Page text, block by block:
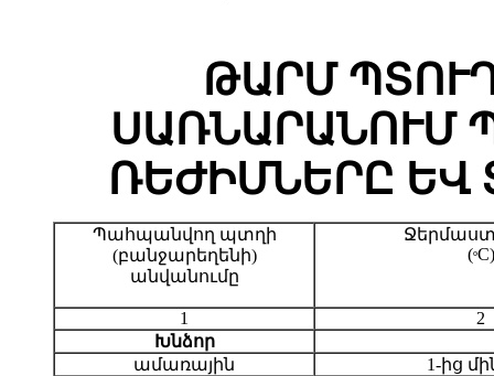
ԹԱՐՄ
ՍԱՌՆԱՐԱՆՈՒՄ
ՌԵԺԻՄՆԵՐԸ ԵՎ
Պահպանվող պտղի
(բանջարեղենի)
անվանումը
(oC)
1
2
Խնձոր
ամառային
1-ից